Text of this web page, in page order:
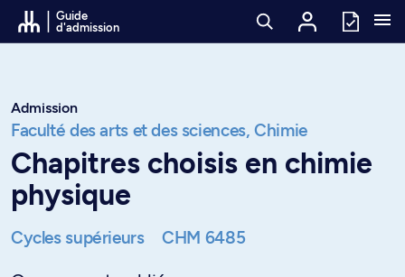
Passer au contenu
Guide
d'admission
Admission
Faculté des arts et des sciences, Chimie
Chapitres choisis en chimie
physique
Cycles supérieurs CHM 6485